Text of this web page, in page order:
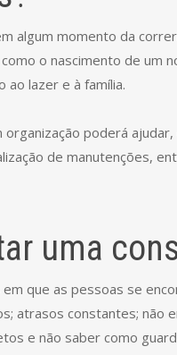
algum momento da
o nascimento de
lazer e à família.
organização poderá
de manutenções,
uma
que as pessoas se
atrasos constantes; não
e não saber como